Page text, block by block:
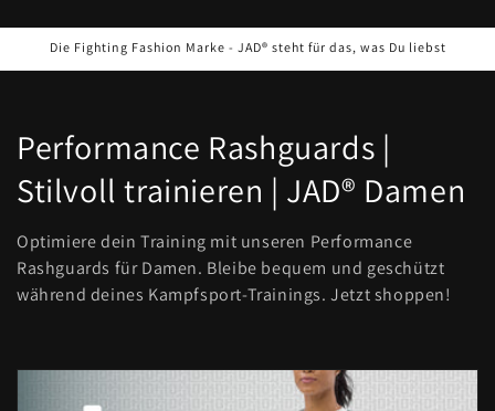
Die Fighting Fashion Marke - JAD® steht für das, was Du liebst
K
a
t
e
o
Performance Rashguards |
Stilvoll trainieren | JAD® Damen
Optimiere dein Training mit unseren Performance
Rashguards für Damen. Bleibe bequem und geschützt
während deines Kampfsport-Trainings. Jetzt shoppen!